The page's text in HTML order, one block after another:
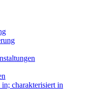
charakterisiert in